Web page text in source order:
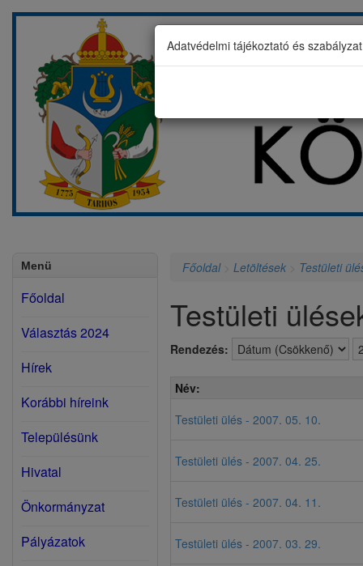
Menü
Főoldal
Választás 2024
Hírek
Korábbi híreink
Településünk
Hivatal
Önkormányzat
Pályázatok
Főoldal> Letöltések Testületi
Testületi
Rendezés:
Név:
Testületi ülés - 2007. 05. 10.
Testületi ülés - 2007. 04. 25.
Testületi ülés - 2007. 04. 11.
Testületi ülés - 2007. 03. 29.
Adatvédelmi tájékoztató és